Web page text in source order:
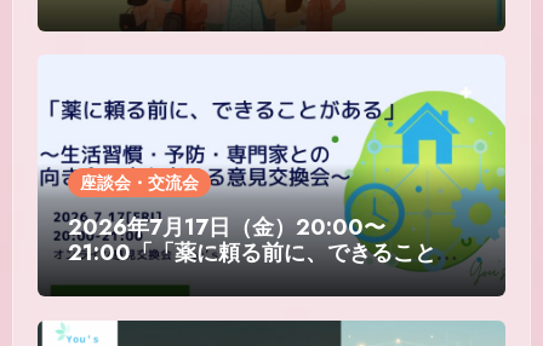
場×受け入れる現場〜教育と障害者雇用の
「今」を結ぶホンネの対話〜』
座談会・交流会
2026年7月17日（金）20:00〜
21:00「「薬に頼る前に、できることが
ある」 ～生活習慣・予防・専門家との向
き合い方を考える意見交換会～」